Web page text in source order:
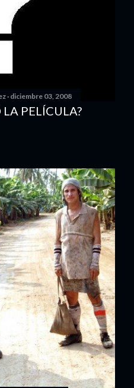
diciembre 03, 2008
LA PELÍCULA?